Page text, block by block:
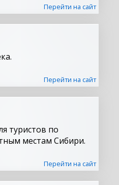
Перейти на сайт
Перейти на сайт
туристов по
местам Сибири.
Перейти на сайт